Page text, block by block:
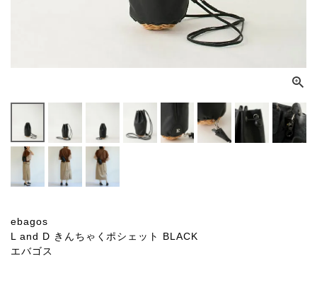
ebagos
L and D きんちゃくポシェット BLACK
エバゴス